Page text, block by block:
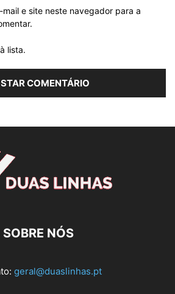
mail e site neste navegador para a
lista.
SOBRE NÓS
geral@duaslinhas.pt